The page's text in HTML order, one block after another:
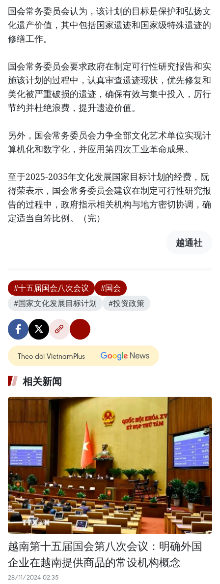
国会常务委员会认为，该计划的目标是保护和弘扬文
化遗产价值，其中包括国家遗迹和国家级特殊遗迹的
修缮工作。
国会常务委员会要求政府在制定可行性研究报告和实
施该计划的过程中，认真审查遗迹现状，优先修复和
美化被严重破损的遗迹，确保有效与集中投入，厉行
节约并杜绝浪费，提升遗迹价值。
另外，国会常务委员会力争全部文化艺术单位实现计
算机化和数字化，并应用第四次工业革命成果。
至于2025-2035年文化发展国家目标计划的经费，阮
得荣表示，国会常务委员会建议在制定可行性研究报
告的过程中，政府指示相关机构与地方密切协调，确
定适当自筹比例。（完）
越通社
#十五届国会八次会议
#国会
#国家文化发展目标计划
#投资政策
Theo dõi VietnamPlus
相关新闻
越南第十五届国会第八次会议：明确外国
企业在越南提供商品的常设机构概念
28/11/2024 02:35